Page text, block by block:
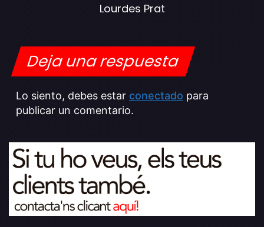
Lourdes Prat
Deja una respuesta
Lo siento, debes estar conectado para
publicar un comentario.